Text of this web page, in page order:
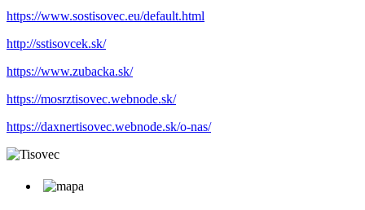
https://www.sostisovec.eu/default.html
http://sstisovcek.sk/
https://www.zubacka.sk/
https://mosrztisovec.webnode.sk/
https://daxnertisovec.webnode.sk/o-nas/